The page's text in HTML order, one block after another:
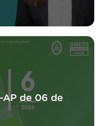
AP de 06 de